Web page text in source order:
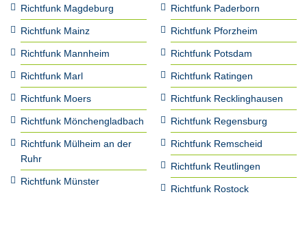
Richtfunk Magdeburg
Richtfunk Mainz
Richtfunk Mannheim
Richtfunk Marl
Richtfunk Moers
Richtfunk Mönchengladbach
Richtfunk Mülheim an der
Ruhr
Richtfunk Münster
Richtfunk Paderborn
Richtfunk Pforzheim
Richtfunk Potsdam
Richtfunk Ratingen
Richtfunk Recklinghausen
Richtfunk Regensburg
Richtfunk Remscheid
Richtfunk Reutlingen
Richtfunk Rostock